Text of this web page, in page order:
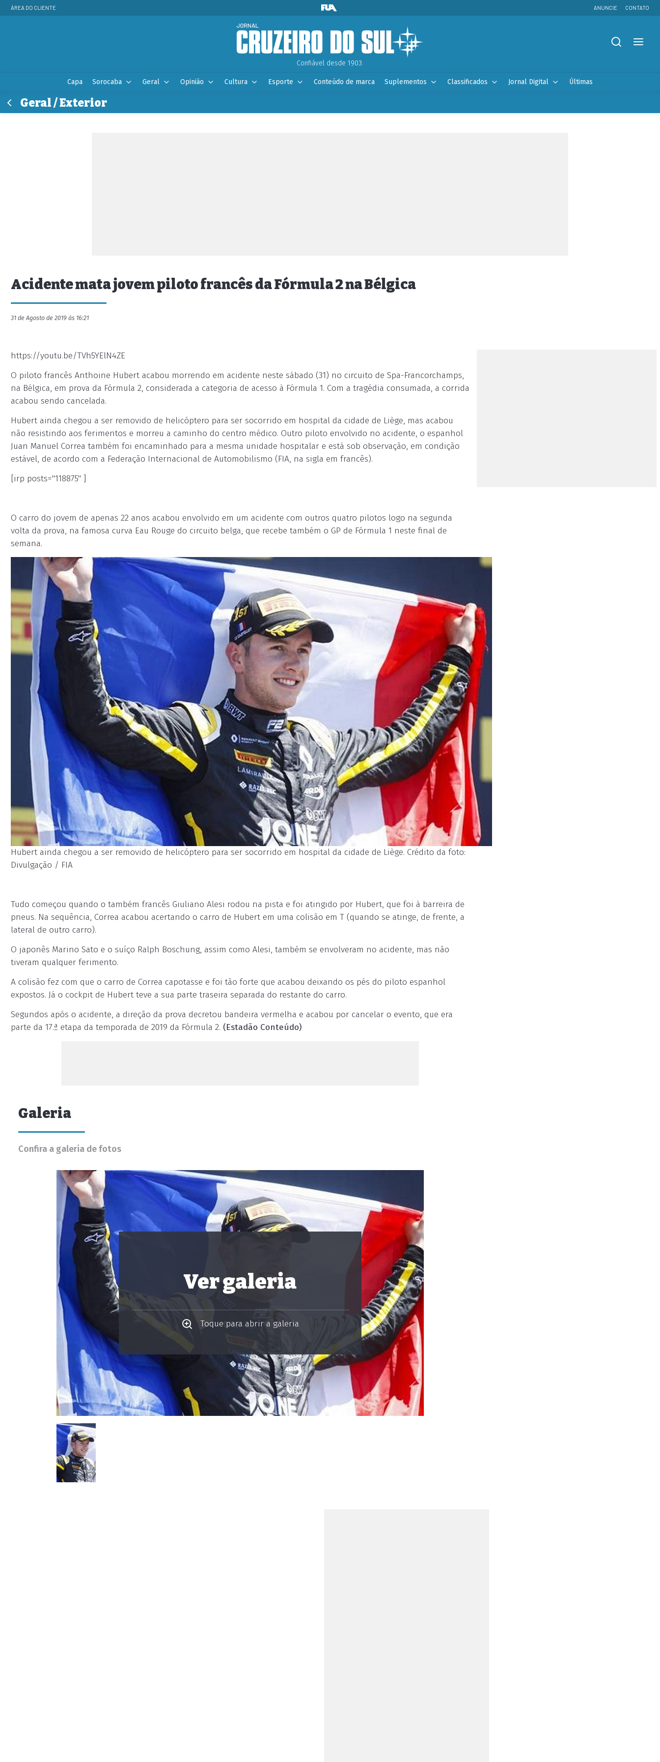
ÁREA DO CLIENTE ANUNCIE CONTATO
Confiável desde 1903.
Capa Sorocaba Geral Opinião Cultura Esporte Conteúdo de marca Suplementos Classificados Jornal Digital Últimas
Geral / Exterior
Acidente mata jovem piloto francês da Fórmula 2 na Bélgica
31 de Agosto de 2019 às 16:21
https://youtu.be/TVh5YElN4ZE
O piloto francês Anthoine Hubert acabou morrendo em acidente neste sábado (31) no circuito de Spa-Francorchamps,
na Bélgica, em prova da Fórmula 2, considerada a categoria de acesso à Fórmula 1. Com a tragédia consumada, a corrida
acabou sendo cancelada.
Hubert ainda chegou a ser removido de helicóptero para ser socorrido em hospital da cidade de Liège, mas acabou
não resistindo aos ferimentos e morreu a caminho do centro médico. Outro piloto envolvido no acidente, o espanhol
Juan Manuel Correa também foi encaminhado para a mesma unidade hospitalar e está sob observação, em condição
estável, de acordo com a Federação Internacional de Automobilismo (FIA, na sigla em francês).
[irp posts="118875" ]
O carro do jovem de apenas 22 anos acabou envolvido em um acidente com outros quatro pilotos logo na segunda
volta da prova, na famosa curva Eau Rouge do circuito belga, que recebe também o GP de Fórmula 1 neste final de
semana.
Hubert ainda chegou a ser removido de helicóptero para ser socorrido em hospital da cidade de Liège. Crédito da foto:
Divulgação / FIA
Tudo começou quando o também francês Giuliano Alesi rodou na pista e foi atingido por Hubert, que foi à barreira de
pneus. Na sequência, Correa acabou acertando o carro de Hubert em uma colisão em T (quando se atinge, de frente, a
lateral de outro carro).
O japonês Marino Sato e o suíço Ralph Boschung, assim como Alesi, também se envolveram no acidente, mas não
tiveram qualquer ferimento.
A colisão fez com que o carro de Correa capotasse e foi tão forte que acabou deixando os pés do piloto espanhol
expostos. Já o cockpit de Hubert teve a sua parte traseira separada do restante do carro.
Segundos após o acidente, a direção da prova decretou bandeira vermelha e acabou por cancelar o evento, que era
parte da 17.ª etapa da temporada de 2019 da Fórmula 2. (Estadão Conteúdo)
Galeria
Confira a galeria de fotos
Ver galeria
Toque para abrir a galeria